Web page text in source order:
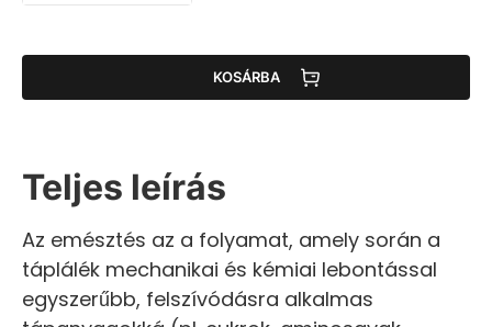
KOSÁRBA
Teljes leírás
Az emésztés az a folyamat, amely során a
táplálék mechanikai és kémiai lebontással
egyszerűbb, felszívódásra alkalmas